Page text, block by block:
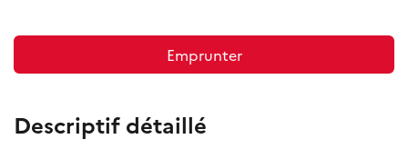
Emprunter
Descriptif détaillé